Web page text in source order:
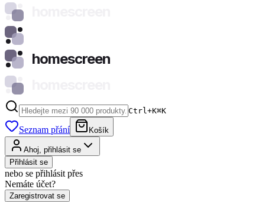
homescreen
Ctrl+K⌘K
Seznam přání Košík
Ahoj, přihlásit se
Přihlásit se
nebo se přihlásit přes
Nemáte účet?
Zaregistrovat se